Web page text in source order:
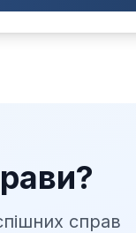
справ